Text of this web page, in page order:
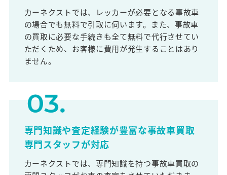
カーネクストでは、レッカーが必要となる事故車
の場合でも無料で引取に伺います。また、事故車
の買取に必要な手続きも全て無料で代行させてい
ただくため、お客様に費用が発生することはあり
ません。
専門知識や査定経験が豊富な事故車買取
専門スタッフが対応
カーネクストでは、専門知識を持つ事故車買取の